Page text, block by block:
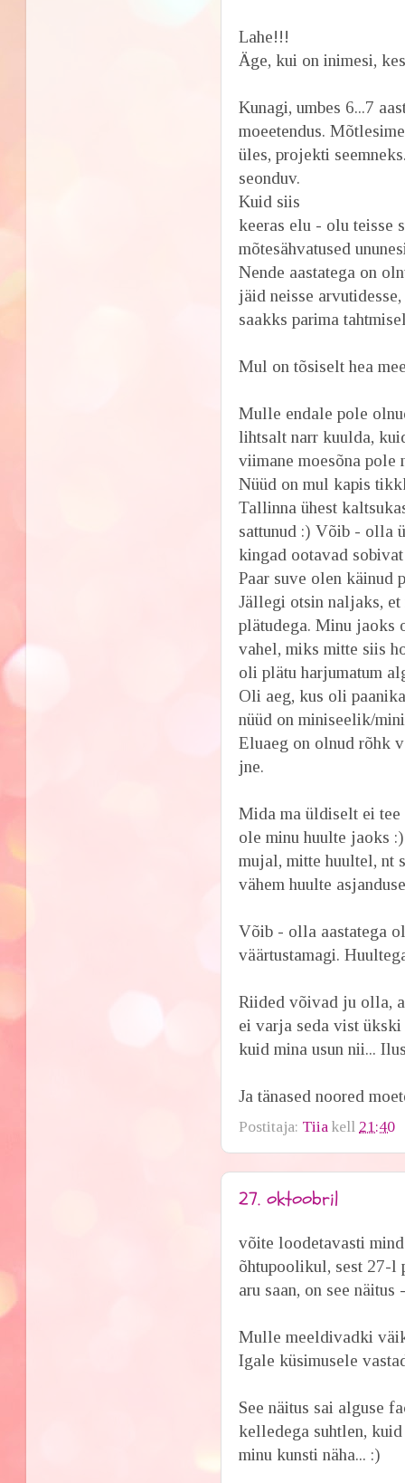
Lahe!!!
Äge, kui on inimesi,
Kunagi, umbes 6...7
moeetendus.
üles, projekti
seonduv.
Kuid siis
keeras elu - olu teisse
mõtesähvatused
Nende aastatega on
jäid neisse
saakks parima
Mul on tõsiselt hea
Mulle endale pole
lihtsalt narr kuulda,
viimane moesõna pole
Nüüd on mul kapis
Tallinna ühest
sattunud :) Võib - olla
kingad ootavad
Paar suve olen käinud
Jällegi otsin naljaks,
plätudega. Minu jaoks
vahel, miks mitte siis
oli plätu harjumatum
Oli aeg, kus oli
nüüd on miniseelik/
Eluaeg on olnud rõhk
jne.
Mida ma üldiselt ei tee
ole minu huulte jaoks
mujal, mitte huultel, nt
vähem huulte
Võib - olla aastatega
väärtustamagi.
Riided võivad ju olla,
ei varja seda vist
kuid mina usun nii...
Ja tänased noored
Postitaja: Tiia kell 21:40
27. oktoobril
võite loodetavasti
õhtupoolikul, sest 27-l
aru saan, on see
Mulle meeldivadki
Igale küsimusele
See näitus sai alguse
kelledega suhtlen,
minu kunsti näha... :)